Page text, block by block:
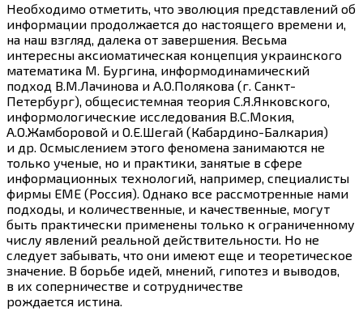
Необходимо отметить, что эволюция представлений об
информации продолжается до настоящего времени и,
на наш взгляд, далека от завершения. Весьма
интересны аксиоматическая концепция украинского
математика М. Бургина, информодинамический
подход В.М.Лачинова и А.О.Полякова (г. Санкт-
Петербург), общесистемная теория С.Я.Янковского,
информологические исследования В.С.Мокия,
А.О.Жамборовой и О.Е.Шегай (Кабардино-Балкария)
и др. Осмыслением этого феномена занимаются не
только ученые, но и практики, занятые в сфере
информационных технологий, например, специалисты
фирмы ЕМЕ (Россия). Однако все рассмотренные нами
подходы, и количественные, и качественные, могут
быть практически применены только к ограниченному
числу явлений реальной действительности. Но не
следует забывать, что они имеют еще и теоретическое
значение. В борьбе идей, мнений, гипотез и выводов,
в их соперничестве и сотрудничестве
рождается истина.